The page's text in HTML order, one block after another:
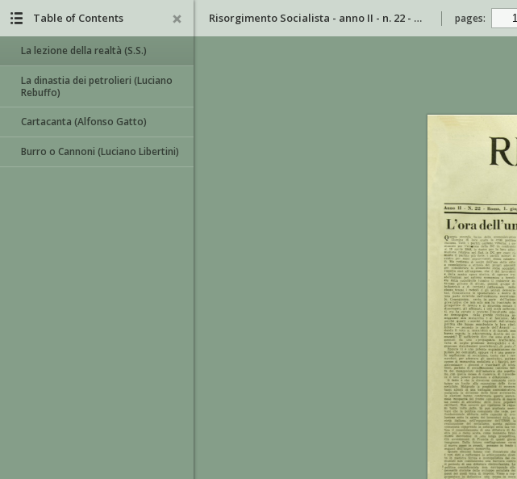
Risorgimento Socialista - anno II - n. 22 - 1 giugno 1952 pages:
Table of Contents
La lezione della realtà (S.S.)
La dinastia dei petrolieri (Luciano
Rebuffo)
Cartacanta (Alfonso Gatto)
Burro o Cannoni (Luciano Libertini)